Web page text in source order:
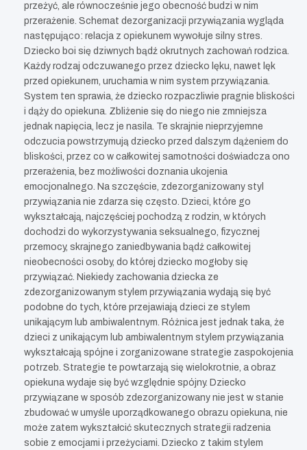
przeżyć, ale równocześnie jego obecność budzi w nim
przerażenie. Schemat dezorganizacji przywiązania wygląda
następująco: relacja z opiekunem wywołuje silny stres.
Dziecko boi się dziwnych bądź okrutnych zachowań rodzica.
Każdy rodzaj odczuwanego przez dziecko lęku, nawet lęk
przed opiekunem, uruchamia w nim system przywiązania.
System ten sprawia, że dziecko rozpaczliwie pragnie bliskości
i dąży do opiekuna. Zbliżenie się do niego nie zmniejsza
jednak napięcia, lecz je nasila. Te skrajnie nieprzyjemne
odczucia powstrzymują dziecko przed dalszym dążeniem do
bliskości, przez co w całkowitej samotności doświadcza ono
przerażenia, bez możliwości doznania ukojenia
emocjonalnego. Na szczęście, zdezorganizowany styl
przywiązania nie zdarza się często. Dzieci, które go
wykształcają, najczęściej pochodzą z rodzin, w których
dochodzi do wykorzystywania seksualnego, fizycznej
przemocy, skrajnego zaniedbywania bądź całkowitej
nieobecności osoby, do której dziecko mogłoby się
przywiązać. Niekiedy zachowania dziecka ze
zdezorganizowanym stylem przywiązania wydają się być
podobne do tych, które przejawiają dzieci ze stylem
unikającym lub ambiwalentnym. Różnica jest jednak taka, że
dzieci z unikającym lub ambiwalentnym stylem przywiązania
wykształcają spójne i zorganizowane strategie zaspokojenia
potrzeb. Strategie te powtarzają się wielokrotnie, a obraz
opiekuna wydaje się być względnie spójny. Dziecko
przywiązane w sposób zdezorganizowany nie jest w stanie
zbudować w umyśle uporządkowanego obrazu opiekuna, nie
może zatem wykształcić skutecznych strategii radzenia
sobie z emocjami i przeżyciami. Dziecko z takim stylem